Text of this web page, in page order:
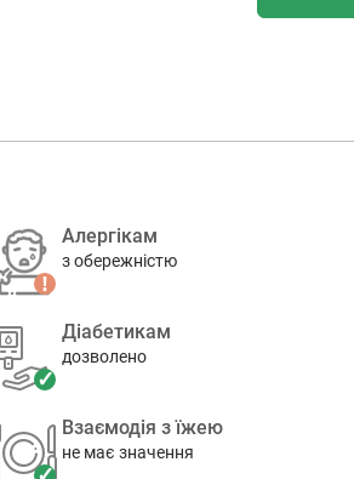
Алергікам
з обережністю
Діабетикам
дозволено
Взаємодія з їжею
не має значення